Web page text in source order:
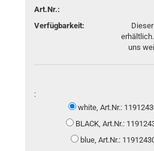
Als Händler
Passwort vergessen?
Art.Nr.:
Verfügbarkeit:
uns
: